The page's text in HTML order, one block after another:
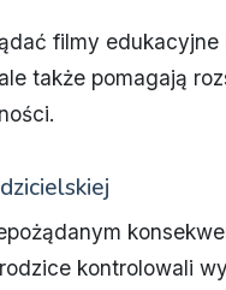
filmy edukacyjne
także pomagają
kontrolowali